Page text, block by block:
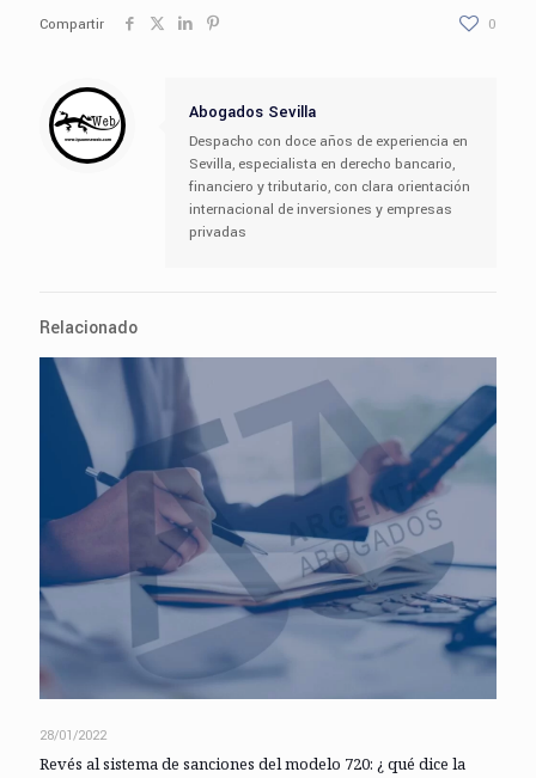
Compartir 0
Abogados Sevilla
Despacho con doce años de experiencia en
Sevilla, especialista en derecho bancario,
financiero y tributario, con clara orientación
internacional de inversiones y empresas
privadas
Relacionado
28/01/2022
Revés al sistema de sanciones del modelo 720: ¿ qué dice la